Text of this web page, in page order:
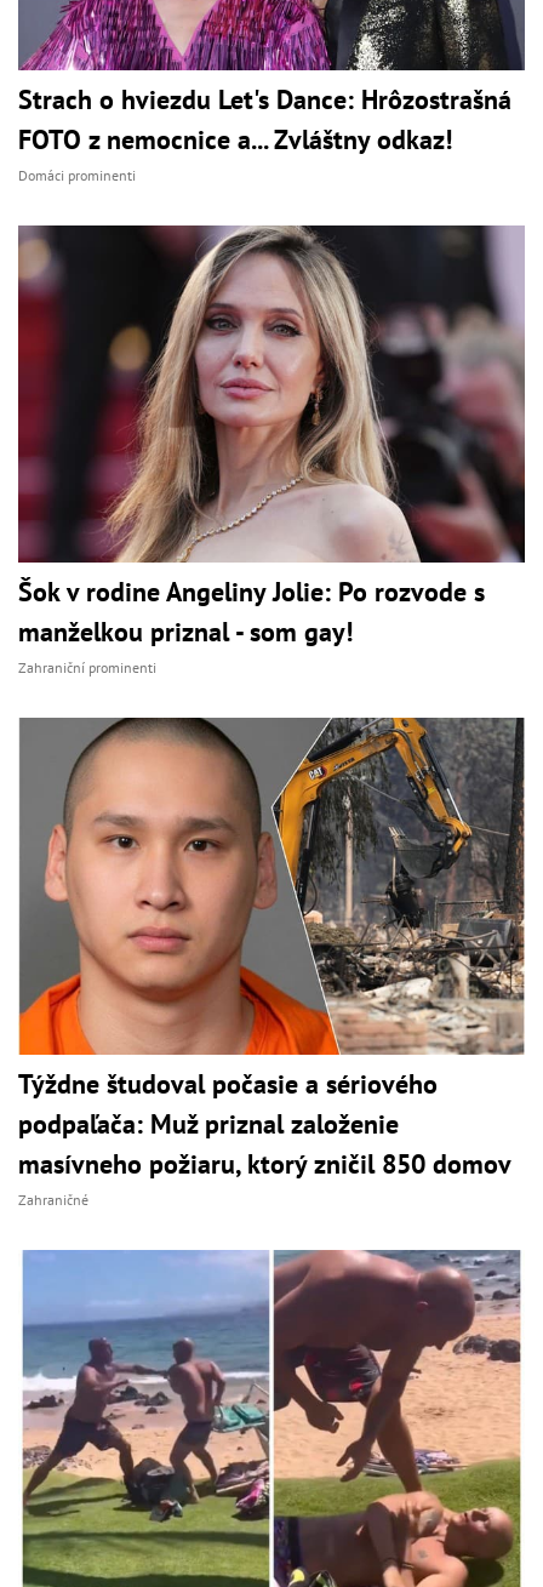
Strach o hviezdu Let's Dance: Hrôzostrašná
FOTO z nemocnice a... Zvláštny odkaz!
Domáci prominenti
Šok v rodine Angeliny Jolie: Po rozvode s
manželkou priznal - som gay!
Zahraniční prominenti
Týždne študoval počasie a sériového
podpaľača: Muž priznal založenie
masívneho požiaru, ktorý zničil 850 domov
Zahraničné